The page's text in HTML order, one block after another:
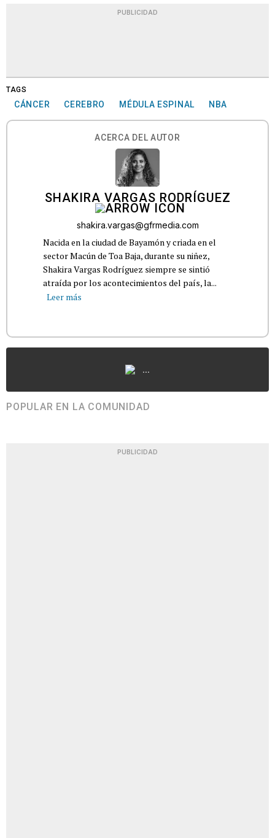
PUBLICIDAD
TAGS
CÁNCER CEREBRO MÉDULA ESPINAL NBA
ACERCA DEL AUTOR
SHAKIRA VARGAS RODRÍGUEZ
shakira.vargas@gfrmedia.com
Nacida en la ciudad de Bayamón y criada en el
sector Macún de Toa Baja, durante su niñez,
Shakira Vargas Rodríguez siempre se sintió
atraída por los acontecimientos del país, la...
Leer más
...
POPULAR EN LA COMUNIDAD
PUBLICIDAD